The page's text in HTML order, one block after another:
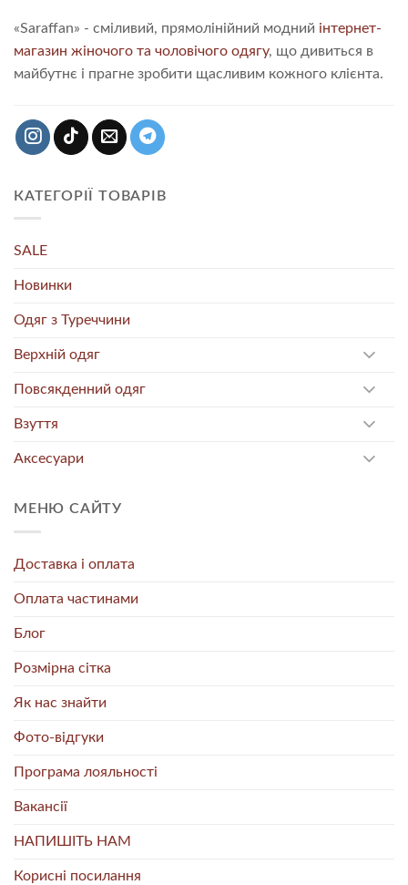
«Saraffan» - сміливий, прямолінійний модний інтернет-
магазин жіночого та чоловічого одягу, що дивиться в
майбутнє і прагне зробити щасливим кожного клієнта.
КАТЕГОРІЇ ТОВАРІВ
SALE
Новинки
Одяг з Туреччини
Верхній одяг
Повсякденний одяг
Взуття
Аксесуари
МЕНЮ САЙТУ
Доставка і оплата
Оплата частинами
Блог
Розмірна сітка
Як нас знайти
Фото-відгуки
Програма лояльності
Вакансії
НАПИШІТЬ НАМ
Корисні посилання